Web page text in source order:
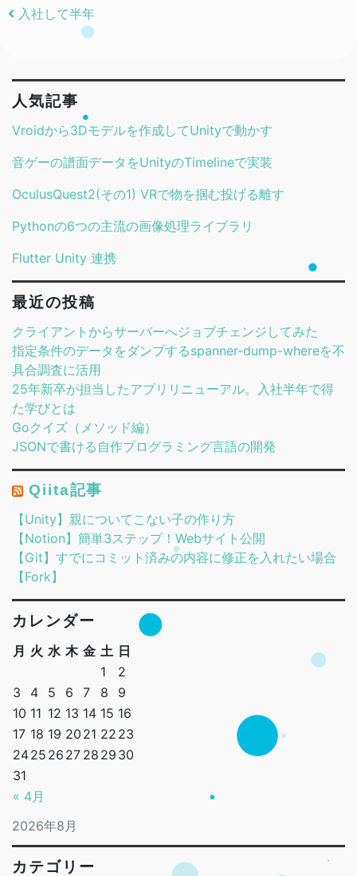
Post navigation
入社して半年
人気記事
Vroidから3Dモデルを作成してUnityで動かす
音ゲーの譜面データをUnityのTimelineで実装
OculusQuest2(その1) VRで物を掴む投げる離す
Pythonの6つの主流の画像処理ライブラリ
Flutter Unity 連携
最近の投稿
クライアントからサーバーへジョブチェンジしてみた
指定条件のデータをダンプするspanner-dump-whereを不
具合調査に活用
25年新卒が担当したアプリリニューアル。入社半年で得
た学びとは
Goクイズ（メソッド編）
JSONで書ける自作プログラミング言語の開発
Qiita記事
【Unity】親についてこない子の作り方
【Notion】簡単3ステップ！Webサイト公開
【Git】すでにコミット済みの内容に修正を入れたい場合
【Fork】
カレンダー
2026年8月
月 火 水 木 金 土 日
« 4月
1
2
3
4 5 6 7 8
9
10 11 12 13 14 15 16
17 18 19 20 21 22 23
2425 26 27 28 29 30
31
カテゴリー